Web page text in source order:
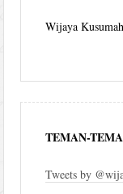
Wijaya Kusumah
TEMAN-
Tweets by